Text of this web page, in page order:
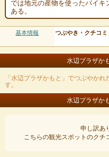
では地元の産物を使ったバイ
ある。
基本情報 つぶやき・クチコミ
水辺プラザか
「水辺プラザかもと」でつぶやか
す。
水辺プラザか
申し訳あ
こちらの観光スポットのクチ